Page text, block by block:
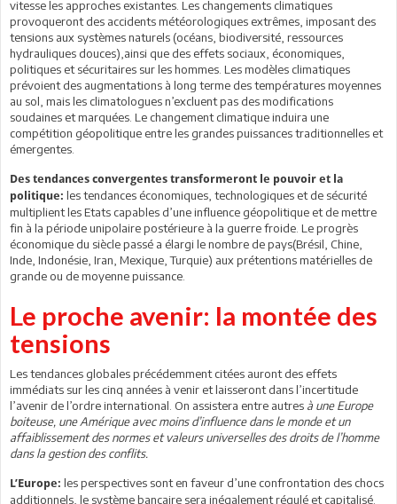
vitesse les approches existantes. Les changements climatiques
provoqueront des accidents météorologiques extrêmes, imposant des
tensions aux systèmes naturels (océans, biodiversité, ressources
hydrauliques douces),ainsi que des effets sociaux, économiques,
politiques et sécuritaires sur les hommes. Les modèles climatiques
prévoient des augmentations à long terme des températures moyennes
au sol, mais les climatologues n’excluent pas des modifications
soudaines et marquées. Le changement climatique induira une
compétition géopolitique entre les grandes puissances traditionnelles et
émergentes.
Des tendances convergentes transformeront le pouvoir et la
politique: les tendances économiques, technologiques et de sécurité
multiplient les Etats capables d’une influence géopolitique et de mettre
fin à la période unipolaire postérieure à la guerre froide. Le progrès
économique du siècle passé a élargi le nombre de pays(Brésil, Chine,
Inde, Indonésie, Iran, Mexique, Turquie) aux prétentions matérielles de
grande ou de moyenne puissance.
Le proche avenir: la montée des
tensions
Les tendances globales précédemment citées auront des effets
immédiats sur les cinq années à venir et laisseront dans l’incertitude
l’avenir de l’ordre international. On assistera entre autres à une Europe
boiteuse, une Amérique avec moins d’influence dans le monde et un
affaiblissement des normes et valeurs universelles des droits de l’homme
dans la gestion des conflits.
L’Europe: les perspectives sont en faveur d’une confrontation des chocs
additionnels, le système bancaire sera inégalement régulé et capitalisé.